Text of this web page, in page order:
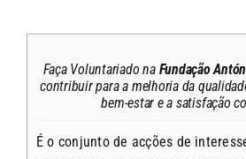
Faça Voluntariado na Fundação
contribuir para a melhoria da
bem-estar e a satisfação
É o conjunto de acções de